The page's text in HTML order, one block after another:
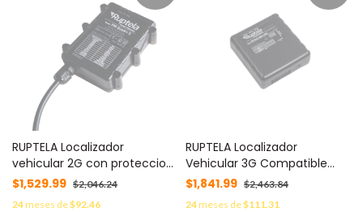
RUPTELA Localizador
vehicular 2G con proteccion
IP67 y antenas internas
MOD: ECO4PLUS-S
$1,529.99 $2,046.24
24meses de$92.46
RUPTELA Localizador
Vehicular 3G Compatible
con GPS, GLONASS y GALILEO
MOD: ECO4LIGHT3G
$1,841.99 $2,463.84
24meses de$111.31